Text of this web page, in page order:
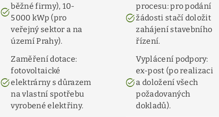
task_altběžné firmy), 10-
5000 kWp (pro
veřejný sektor a na
území Prahy).
task_alt
Zaměření dotace:
fotovoltaické
elektrárny s důrazem
na vlastní spotřebu
vyrobené elektřiny.
task_alt
procesu: pro podání
žádosti stačí doložit
zahájení stavebního
řízení.
task_alt
Vyplácení podpory:
ex-post (po realizaci
a doložení všech
požadovaných
dokladů).